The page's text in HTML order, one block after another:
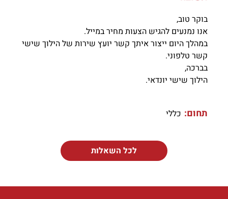
בוקר טוב,
אנו נמנעים להגיש הצעות מחיר במייל.
במהלך היום ייצור איתך קשר יועץ שירות של הילוך שישי
קשר טלפוני.
בברכה,
הילוך שישי יונדאי.
תחום: כללי
לכל השאלות